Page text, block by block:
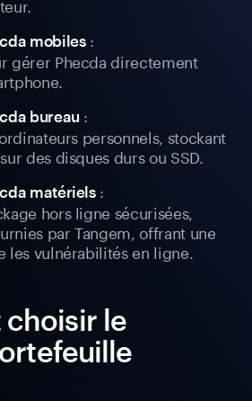
mobiles:
gérer Phecda directement
bureau :
personnels, stockant
des disques durs ou SSD.
matériels:
hors ligne sécurisées,
par Tangem, offrant une
les vulnérabilités en ligne.
le